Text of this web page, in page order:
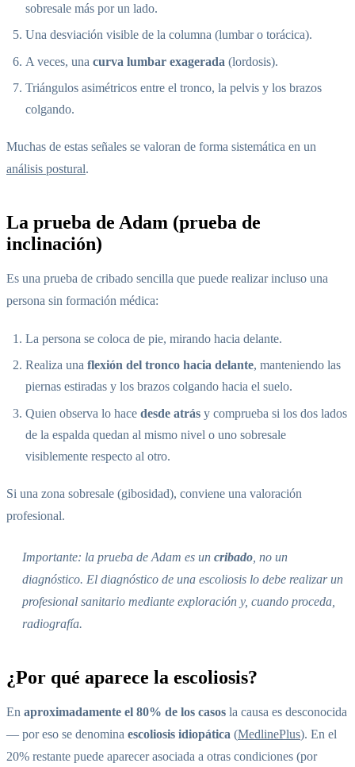
sobresale más por un lado.
Una desviación visible de la columna (lumbar o torácica).
A veces, una curva lumbar exagerada (lordosis).
Triángulos asimétricos entre el tronco, la pelvis y los brazos
colgando.
Muchas de estas señales se valoran de forma sistemática en un
análisis postural.
La prueba de Adam (prueba de
inclinación)
Es una prueba de cribado sencilla que puede realizar incluso una
persona sin formación médica:
La persona se coloca de pie, mirando hacia delante.
Realiza una flexión del tronco hacia delante, manteniendo las
piernas estiradas y los brazos colgando hacia el suelo.
Quien observa lo hace desde atrás y comprueba si los dos lados
de la espalda quedan al mismo nivel o uno sobresale
visiblemente respecto al otro.
Si una zona sobresale (gibosidad), conviene una valoración
profesional.
Importante: la prueba de Adam es un cribado , no un
diagnóstico. El diagnóstico de una escoliosis lo debe realizar un
profesional sanitario mediante exploración y, cuando proceda,
radiografía.
¿Por qué aparece la escoliosis?
En aproximadamente el 80% de los casos la causa es desconocida
— por eso se denomina escoliosis idiopática (MedlinePlus). En el
20% restante puede aparecer asociada a otras condiciones (por